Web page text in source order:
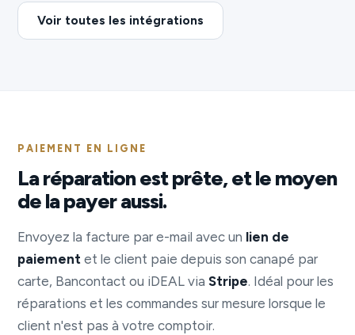
Voir toutes les intégrations
PAIEMENT EN LIGNE
La réparation est prête, et le moyen
de la payer aussi.
Envoyez la facture par e-mail avec un lien de
paiement et le client paie depuis son canapé par
carte, Bancontact ou iDEAL viaStripe. Idéal pour les
réparations et les commandes sur mesure lorsque le
client n'est pas à votre comptoir.